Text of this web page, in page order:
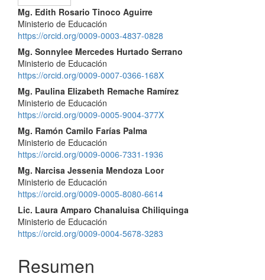
Contenido
principal
del
artículo
Mg. Edith Rosario Tinoco Aguirre
Ministerio de Educación
https://orcid.org/0009-0003-4837-0828
Mg. Sonnylee Mercedes Hurtado Serrano
Ministerio de Educación
https://orcid.org/0009-0007-0366-168X
Mg. Paulina Elizabeth Remache Ramírez
Ministerio de Educación
https://orcid.org/0009-0005-9004-377X
Mg. Ramón Camilo Farías Palma
Ministerio de Educación
https://orcid.org/0009-0006-7331-1936
Mg. Narcisa Jessenia Mendoza Loor
Ministerio de Educación
https://orcid.org/0009-0005-8080-6614
Lic. Laura Amparo Chanaluisa Chiliquinga
Ministerio de Educación
https://orcid.org/0009-0004-5678-3283
Resumen